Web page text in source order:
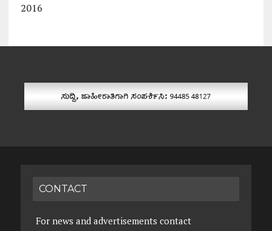
2016
CONTACT
For news and advertisements contact